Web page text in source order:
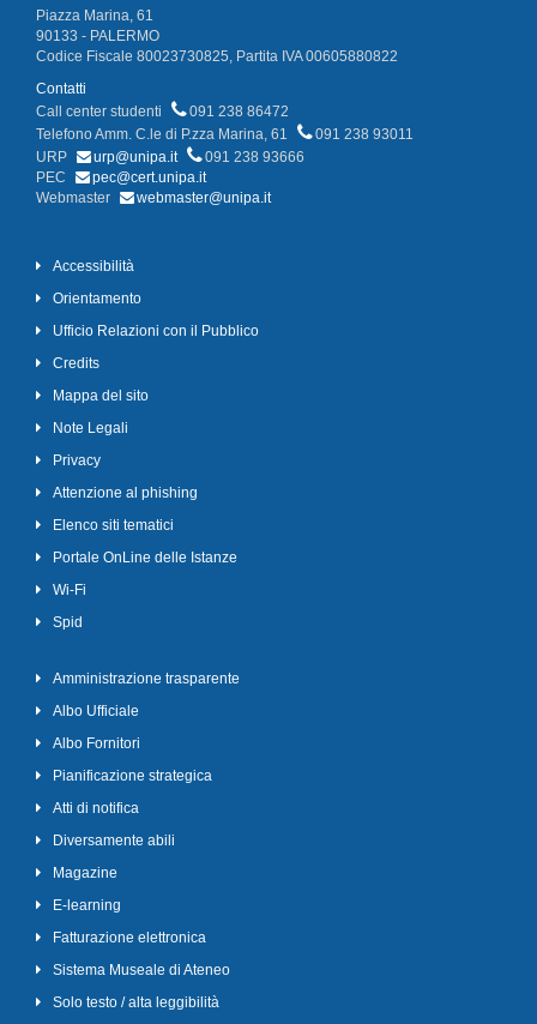
Piazza Marina, 61
90133 - PALERMO
Codice Fiscale 80023730825, Partita IVA 00605880822
Contatti
Call center studenti
091 238 86472
Telefono Amm. C.le di P.zza Marina, 61
091 238 93011
URP
urp@unipa.it
091 238 93666
PEC
pec@cert.unipa.it
Webmaster
webmaster@unipa.it
Accessibilità
Orientamento
Ufficio Relazioni con il Pubblico
Credits
Mappa del sito
Note Legali
Privacy
Attenzione al phishing
Elenco siti tematici
Portale OnLine delle Istanze
Wi-Fi
Spid
Amministrazione trasparente
Albo Ufficiale
Albo Fornitori
Pianificazione strategica
Atti di notifica
Diversamente abili
Magazine
E-learning
Fatturazione elettronica
Sistema Museale di Ateneo
Solo testo / alta leggibilità